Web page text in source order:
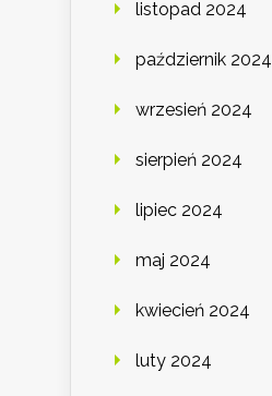
listopad 2024
październik 2024
wrzesień 2024
sierpień 2024
lipiec 2024
maj 2024
kwiecień 2024
luty 2024